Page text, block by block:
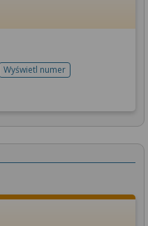
Wyświetl numertelefonu do rejestracji